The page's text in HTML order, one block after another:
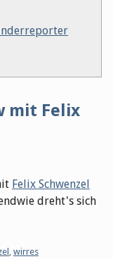
mit Felix
Felix Schwenzel
dreht's sich
, wirres